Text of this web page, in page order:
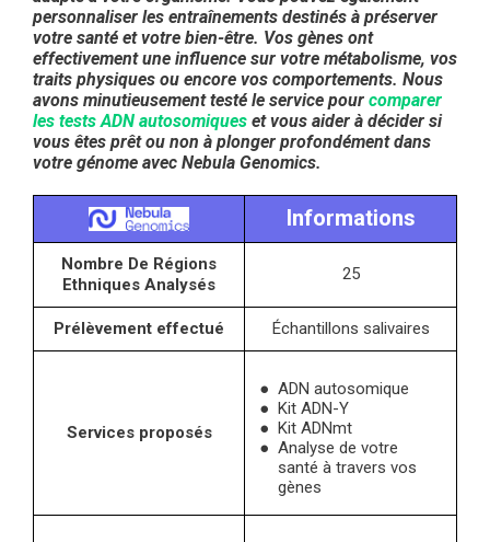
personnaliser les entraînements destinés à préserver
votre santé et votre bien-être. Vos gènes ont
effectivement une influence sur votre métabolisme, vos
traits physiques ou encore vos comportements. Nous
avons minutieusement testé le service pour comparer
les tests ADN autosomiques et vous aider à décider si
vous êtes prêt ou non à plonger profondément dans
votre génome avec Nebula Genomics.
Informations
Nombre De Régions
Ethniques Analysés
25
Prélèvement effectué Échantillons salivaires
Services proposés
ADN autosomique
Kit ADN-Y
Kit ADNmt
Analyse de votre
santé à travers vos
gènes